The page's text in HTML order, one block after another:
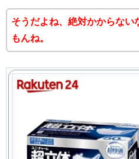
そうだよね、絶対かからない
もんね。